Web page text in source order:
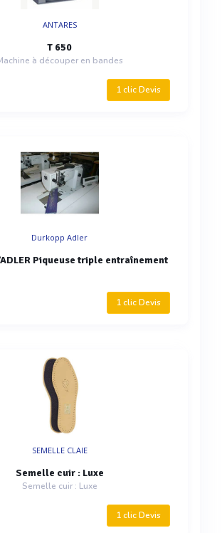
ANTARES
T 650
à découper en bandes
1 clic Devis
Durkopp Adler
ADLER Piqueuse triple entraînement
1 clic Devis
SEMELLE CLAIE
Semelle cuir : Luxe
Semelle cuir : Luxe
1 clic Devis